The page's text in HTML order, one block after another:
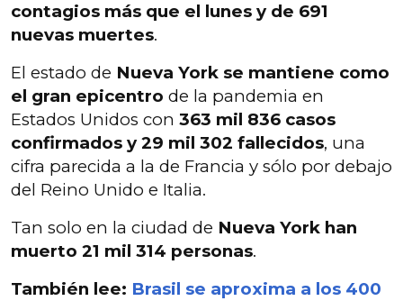
contagios más que el lunes y de 691
nuevas muertes.
El estado de Nueva York se mantiene como
el gran epicentro de la pandemia en
Estados Unidos con 363 mil 836 casos
confirmados y 29 mil 302 fallecidos, una
cifra parecida a la de Francia y sólo por debajo
del Reino Unido e Italia.
Tan solo en la ciudad de Nueva York han
muerto 21 mil 314 personas.
También lee: Brasil se aproxima a los 400